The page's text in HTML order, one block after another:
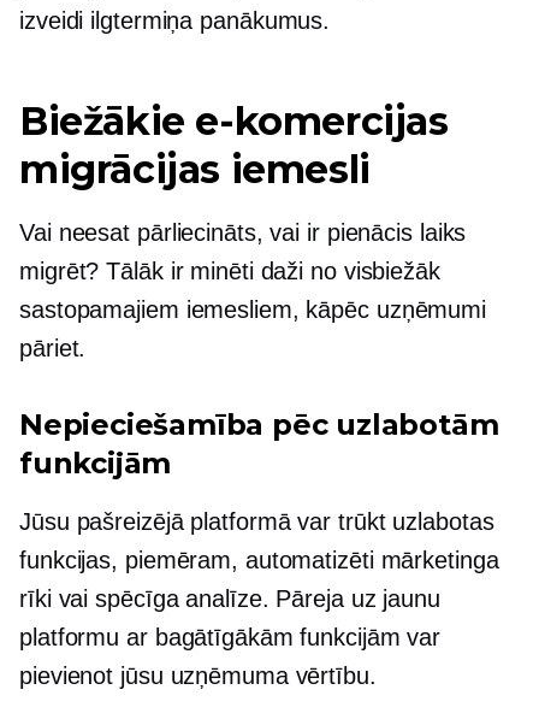
izveidi ilgtermiņa panākumus.
Biežākie e-komercijas
migrācijas iemesli
Vai neesat pārliecināts, vai ir pienācis laiks
migrēt? Tālāk ir minēti daži no visbiežāk
sastopamajiem iemesliem, kāpēc uzņēmumi
pāriet.
Nepieciešamība pēc uzlabotām
funkcijām
Jūsu pašreizējā platformā var trūkt uzlabotas
funkcijas, piemēram, automatizēti mārketinga
rīki vai spēcīga analīze. Pāreja uz jaunu
platformu ar bagātīgākām funkcijām var
pievienot jūsu uzņēmuma vērtību.